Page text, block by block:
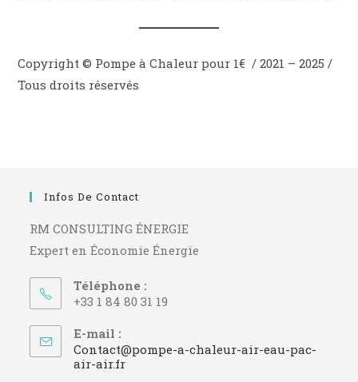
Copyright © Pompe à Chaleur pour 1€ / 2021 – 2025 /
Tous droits réservés
Infos De Contact
RM CONSULTING ÉNERGIE
Expert en Économie Énergie
Téléphone :
+33 1 84 80 31 19
E-mail :
Contact@pompe-a-chaleur-air-eau-pac-
air-air.frS’ouvre